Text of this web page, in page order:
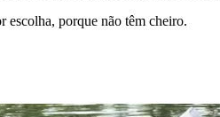
escolha, porque não têm cheiro.